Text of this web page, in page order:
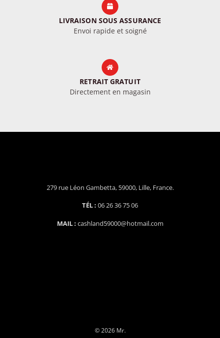
LIVRAISON SOUS ASSURANCE
Envoi rapide et soigné
RETRAIT GRATUIT
Directement en magasin
279 rue Léon Gambetta, 59000, Lille, France.
TÉL : 06 26 36 75 06
MAIL : cashland59000@hotmail.com
© 2026 Mr.